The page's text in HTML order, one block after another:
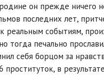
он прежде ничего
последних лет,
к реальным событиям,
тогда печально
себя борцом за
проституток, в